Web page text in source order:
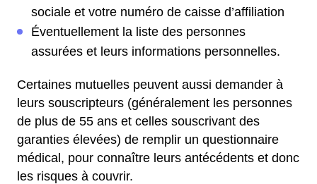
sociale et votre numéro de caisse d’affiliation
Éventuellement la liste des personnes
assurées et leurs informations personnelles.
Certaines mutuelles peuvent aussi demander à
leurs souscripteurs (généralement les personnes
de plus de 55 ans et celles souscrivant des
garanties élevées) de remplir un questionnaire
médical, pour connaître leurs antécédents et donc
les risques à couvrir.